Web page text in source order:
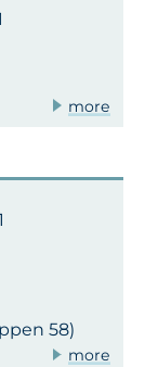
more
58)
more